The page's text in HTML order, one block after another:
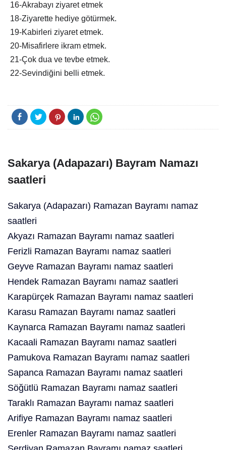
16-Akrabayı ziyaret etmek
18-Ziyarette hediye götürmek.
19-Kabirleri ziyaret etmek.
20-Misafirlere ikram etmek.
21-Çok dua ve tevbe etmek.
22-Sevindiğini belli etmek.
Sakarya (Adapazarı) Bayram Namazı
saatleri
Sakarya (Adapazarı) Ramazan Bayramı namaz
saatleri
Akyazı Ramazan Bayramı namaz saatleri
Ferizli Ramazan Bayramı namaz saatleri
Geyve Ramazan Bayramı namaz saatleri
Hendek Ramazan Bayramı namaz saatleri
Karapürçek Ramazan Bayramı namaz saatleri
Karasu Ramazan Bayramı namaz saatleri
Kaynarca Ramazan Bayramı namaz saatleri
Kacaali Ramazan Bayramı namaz saatleri
Pamukova Ramazan Bayramı namaz saatleri
Sapanca Ramazan Bayramı namaz saatleri
Söğütlü Ramazan Bayramı namaz saatleri
Taraklı Ramazan Bayramı namaz saatleri
Arifiye Ramazan Bayramı namaz saatleri
Erenler Ramazan Bayramı namaz saatleri